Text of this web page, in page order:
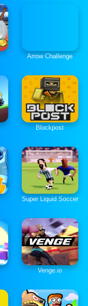
Arrow Challenge
Blockpost
Super Liquid Soccer
Venge.io